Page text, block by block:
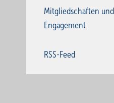
Mitgliedschaften und
Engagement
RSS-Feed